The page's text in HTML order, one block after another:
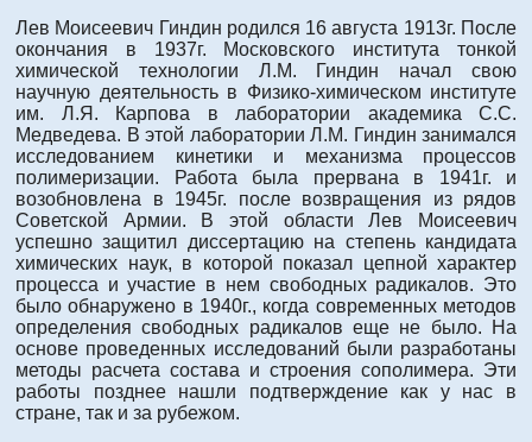
Лев Моисеевич Гиндин родился 16 августа 1913г. После
окончания в 1937г. Московского института тонкой
химической технологии Л.М. Гиндин начал свою
научную деятельность в Физико-химическом институте
им. Л.Я. Карпова в лаборатории академика С.С.
Медведева. В этой лаборатории Л.М. Гиндин занимался
исследованием кинетики и механизма процессов
полимеризации. Работа была прервана в 1941г. и
возобновлена в 1945г. после возвращения из рядов
Советской Армии. В этой области Лев Моисеевич
успешно защитил диссертацию на степень кандидата
химических наук, в которой показал цепной характер
процесса и участие в нем свободных радикалов. Это
было обнаружено в 1940г., когда современных методов
определения свободных радикалов еще не было. На
основе проведенных исследований были разработаны
методы расчета состава и строения сополимера. Эти
работы позднее нашли подтверждение как у нас в
стране, так и за рубежом.